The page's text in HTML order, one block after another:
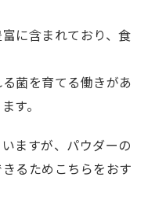
に含まれており、食
菌を育てる働きがあ
す。
ますが、パウダーの
るためこちらをおす